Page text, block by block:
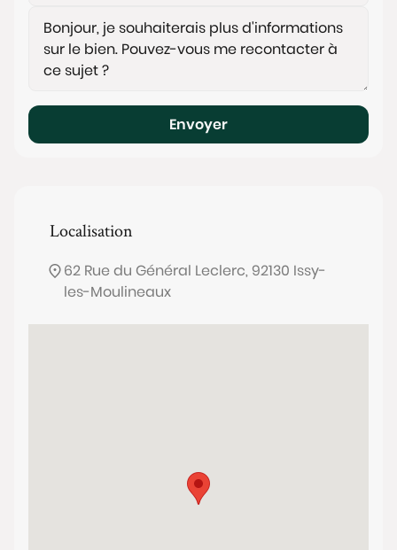
Envoyer
Localisation
62 Rue du Général Leclerc, 92130 Issy-
les-Moulineaux